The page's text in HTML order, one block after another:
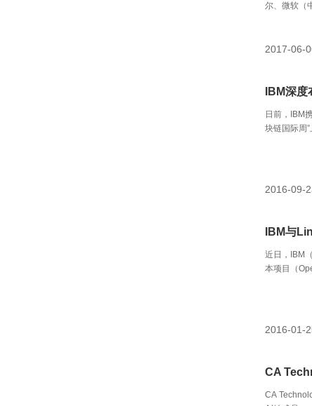
尔、微软（
2017-06-
IBM深
日前，IBM
块链国际周
2016-09-
IBM与
近日，IBM
本项目（
2016-01-
CA
CA